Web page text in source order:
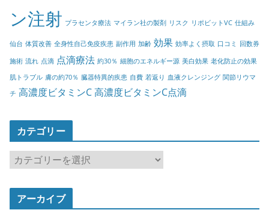
ン注射 プラセンタ療法 マイラン社の製剤 リスク リポビットVC 仕組み
仙台 体質改善 全身性自己免疫疾患 副作用 加齢 効果 効率よく摂取 口コミ 回数券
施術 流れ 点滴 点滴療法 約30％ 細胞のエネルギー源 美白効果 老化防止の効果
肌トラブル 膚の約70％ 臓器特異的疾患 自費 若返り 血液クレンジング 関節リウマ
チ 高濃度ビタミンC高濃度ビタミンC点滴
カテゴリー
カ
テ
ゴ
アーカイブ